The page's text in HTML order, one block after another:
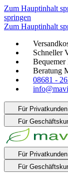
Zum Hauptinhalt
springen
Zum Hauptinhalt
Schneller
Beratung
08681 -
Für Privatkunden
Für
Für Privatkunden
Für